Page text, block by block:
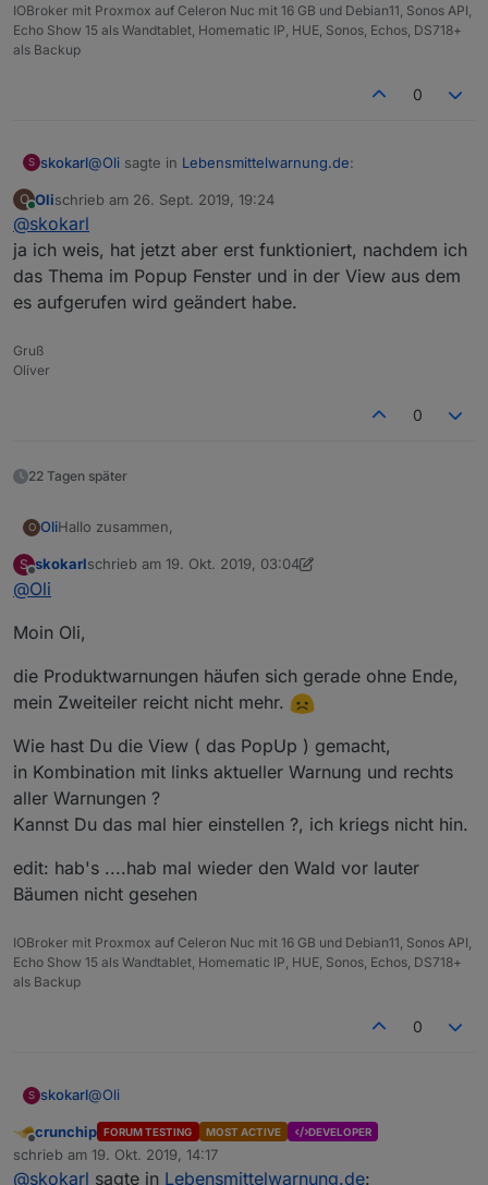
IOBroker mit Proxmox auf Celeron Nuc mit 16 GB und Debian11, Sonos API,
Echo Show 15 als Wandtablet, Homematic IP, HUE, Sonos, Echos, DS718+
als Backup
0
S skokarl@Oli sagte in Lebensmittelwarnung.de:
danke für den Hinweis, hat funktioniert.
das hab ich dir am 4.Sept. schon geschrieben !
O
Online
Olischrieb am 26. Sept. 2019, 19:24
zuletzt editiert von
@skokarl
ja ich weis, hat jetzt aber erst funktioniert, nachdem ich
das Thema im Popup Fenster und in der View aus dem
es aufgerufen wird geändert habe.
Gruß
Oliver
0
22 Tagen später
O OliHallo zusammen,
hier will ich euch mal meine Darstellung der
Ich bekomme nur diese doofe Kopfleiste nicht dunkel :-)
S
Offline
skokarlschrieb am 19. Okt. 2019, 03:04
zuletzt editiert von skokarl
@Oli
Moin Oli,
die Produktwarnungen häufen sich gerade ohne Ende,
mein Zweiteiler reicht nicht mehr.
Wie hast Du die View ( das PopUp ) gemacht,
in Kombination mit links aktueller Warnung und rechts
aller Warnungen ?
Kannst Du das mal hier einstellen ?, ich kriegs nicht hin.
edit: hab's ....hab mal wieder den Wald vor lauter
Bäumen nicht gesehen
IOBroker mit Proxmox auf Celeron Nuc mit 16 GB und Debian11, Sonos API,
Echo Show 15 als Wandtablet, Homematic IP, HUE, Sonos, Echos, DS718+
als Backup
0
S skokarl@Oli
Moin Oli,
die Produktwarnungen häufen sich gerade ohne Ende,
Offline
crunchip FORUM TESTING MOST ACTIVE DEVELOPER
schrieb am 19. Okt. 2019, 14:17
zuletzt editiert von
@skokarl sagte in Lebensmittelwarnung.de: